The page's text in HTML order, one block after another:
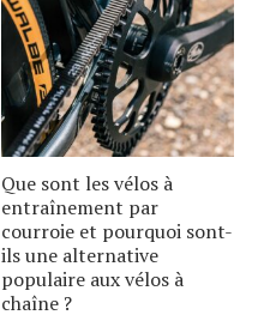
Que sont les vélos à
entraînement par
courroie et pourquoi sont-
ils une alternative
populaire aux vélos à
chaîne ?